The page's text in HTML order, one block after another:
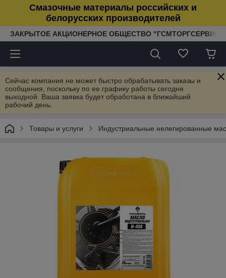
Смазочные материалы российских и
белорусских производителей
ЗАКРЫТОЕ АКЦИОНЕРНОЕ ОБЩЕСТВО "ГСМТОРГСЕРВИС"
Сейчас компания не может быстро обрабатывать заказы и
сообщения, поскольку по ее графику работы сегодня
выходной. Ваша заявка будет обработана в ближайший
рабочий день.
Товары и услуги Индустриальные нелегированные